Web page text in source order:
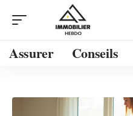
Assurer Conseils